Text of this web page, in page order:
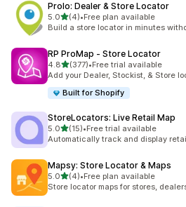
Prolo: Dealer & Store Locator
5.0별 5개 중
(4)
총 리뷰 4개
•Free plan available
Build a store locator in minutes
RP ProMap ‑ Store Locator
4.8별 5개 중
(377)
총 리뷰 377개
•Free trial available
Add your Dealer, Stockist, & Store
Built for Shopify
StoreLocators: Live Retail Map
5.0별 5개 중
(15)
총 리뷰 15개
•Free trial available
Automatically track and display
Mapsy: Store Locator & Maps
5.0별 5개 중
(4)
총 리뷰 4개
•Free plan available
Store locator maps for stores,